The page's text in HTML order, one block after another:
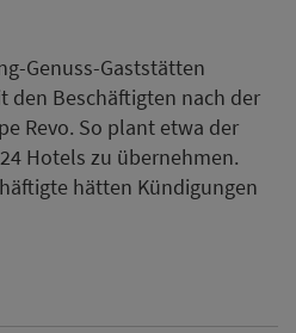
Genuss-Gaststätten
den Beschäftigten nach der
Revo. So plant etwa der
Hotels zu übernehmen.
hätten Kündigungen